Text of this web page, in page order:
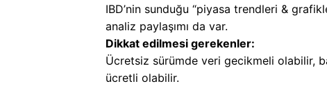
IBD’nin sunduğu “piyasa trendleri &
analiz paylaşımı da var.
Dikkat edilmesi gerekenler:
Ücretsiz sürümde veri gecikmeli olabilir,
ücretli olabilir.